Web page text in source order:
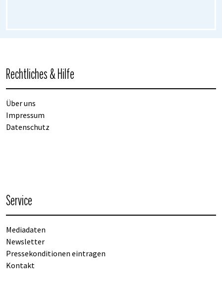
Rechtliches & Hilfe
Über uns
Impressum
Datenschutz
Service
Mediadaten
Newsletter
Pressekonditionen eintragen
Kontakt